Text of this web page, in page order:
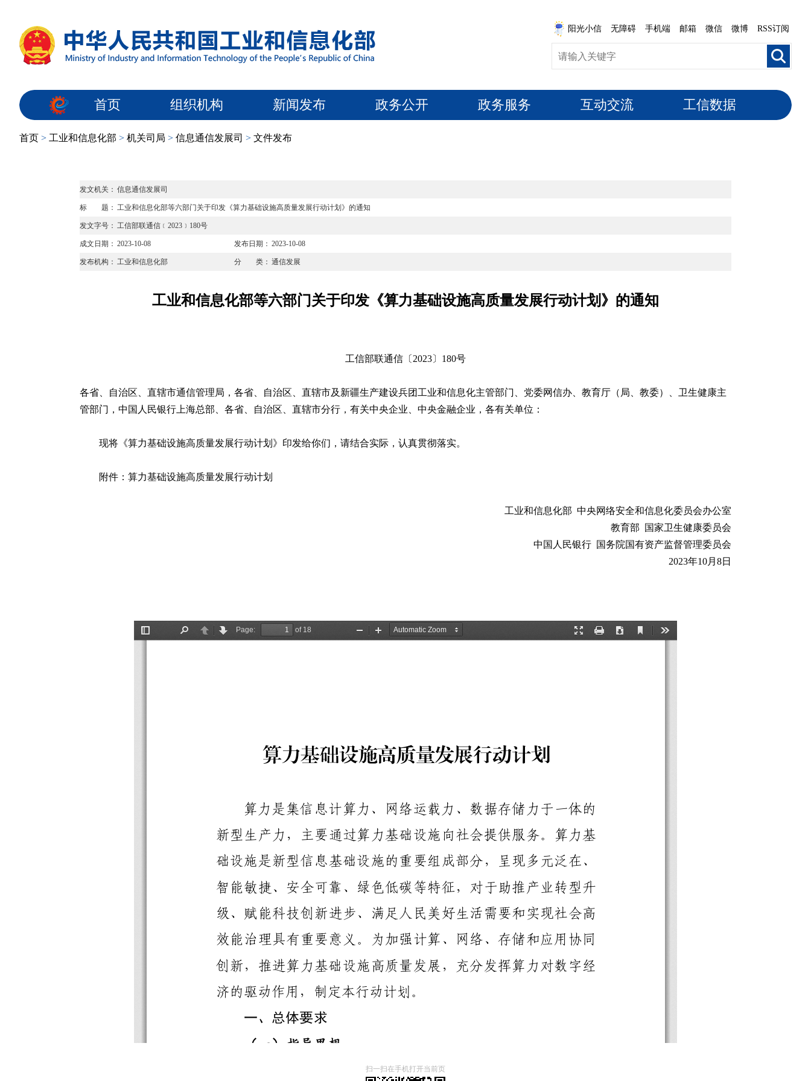
阳光小信 无障碍 手机端 邮箱 微信 微博 RSS订阅
首页 组织机构 新闻发布 政务公开 政务服务 互动交流 工信数据
首页 > 工业和信息化部 > 机关司局 > 信息通信发展司 > 文件发布
发文机关： 信息通信发展司
标 题： 工业和信息化部等六部门关于印发《算力基础设施高质量发展行动计划》的通知
发文字号： 工信部联通信﹝2023﹞180号
成文日期： 2023-10-08 发布日期： 2023-10-08
发布机构： 工业和信息化部 分 类： 通信发展
工业和信息化部等六部门关于印发《算力基础设施高质量发展行动计划》的通知
工信部联通信 〔2023〕180号
各省、自治区、直辖市通信管理局，各省、自治区、直辖市及新疆生产建设兵团工业和信息化主管部门、党委网信办、教育厅（局、教委）、卫生健康主
管部门，中国人民银行上海总部、各省、自治区、直辖市分行，有关中央企业、中央金融企业，各有关单位：
现将《算力基础设施高质量发展行动计划》印发给你们，请结合实际，认真贯彻落实。
附件：算力基础设施高质量发展行动计划
工业和信息化部 中央网络安全和信息化委员会办公室
教育部 国家卫生健康委员会
中国人民银行 国务院国有资产监督管理委员会
2023年10月8日
扫一扫在手机打开当前页